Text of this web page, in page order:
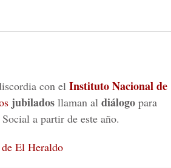
con el Instituto Nacional de
jubilados llaman al diálogo para
a partir de este año.
El Heraldo